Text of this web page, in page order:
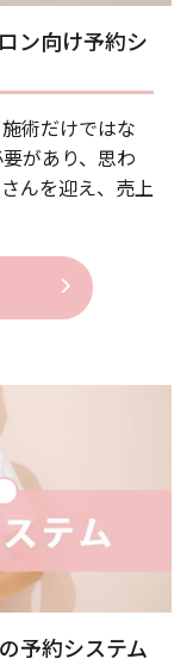
ン向け予約シ
術だけではな
があり、思わ
んを迎え、売上
予約システム